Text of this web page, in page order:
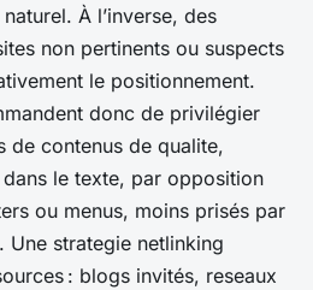
À l’inverse, des
non pertinents ou suspects
le positionnement.
donc de privilégier
de contenus de qualite,
le texte, par opposition
ou menus, moins prisés par
Une strategie netlinking
: blogs invités, reseaux